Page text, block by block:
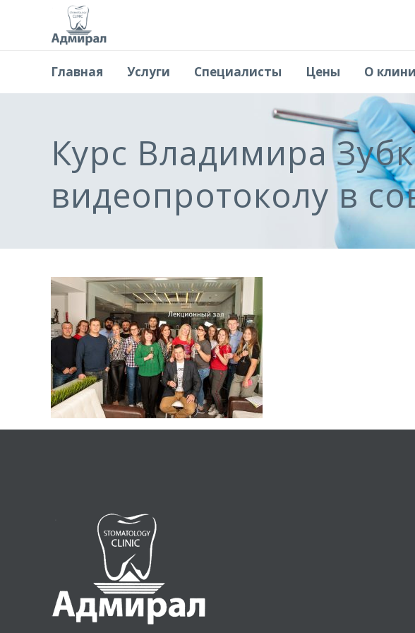
Главная Услуги Специалисты Цены О
Курс Владимира
видеопротоколу в